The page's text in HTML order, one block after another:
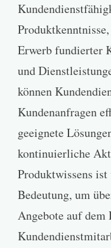
Erwerb fundierter
und
können
Kundenanfragen
geeignete
kontinuierliche
Produktwissens
Bedeutung, um
Angebote auf dem